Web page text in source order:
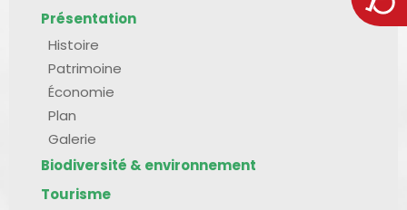
Présentation
Histoire
Patrimoine
Économie
Plan
Galerie
Biodiversité & environnement
Tourisme